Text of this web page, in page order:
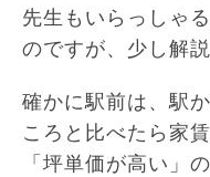
先生もいらっしゃ
のですが、少し解
確かに駅前は、駅
ころと比べたら家
「坪単価が高い」